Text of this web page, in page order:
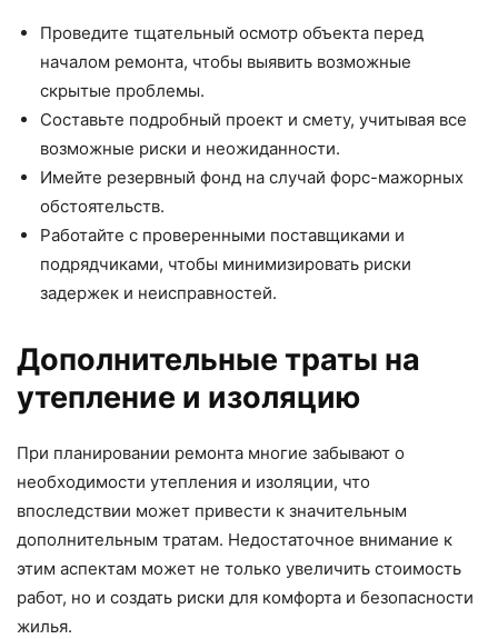
Проведите тщательный осмотр объекта перед
началом ремонта, чтобы выявить возможные
скрытые проблемы.
Составьте подробный проект и смету, учитывая все
возможные риски и неожиданности.
Имейте резервный фонд на случай форс-мажорных
обстоятельств.
Работайте с проверенными поставщиками и
подрядчиками, чтобы минимизировать риски
задержек и неисправностей.
Дополнительные траты на
утепление и изоляцию
При планировании ремонта многие забывают о
необходимости утепления и изоляции, что
впоследствии может привести к значительным
дополнительным тратам. Недостаточное внимание к
этим аспектам может не только увеличить стоимость
работ, но и создать риски для комфорта и безопасности
жилья.